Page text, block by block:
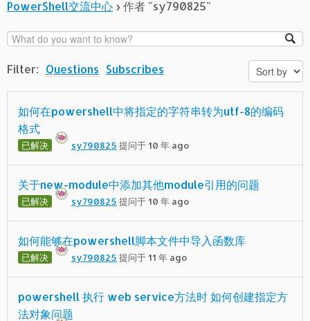
PowerShell交流中心 › 作者 "sy790825"
Filter: Questions Subscribes
如何在powershell中将指定的字符串转为utf-8的编码
格式
已解决 sy790825 提问于 10 年 ago
关于new-module中添加其他module引用的问题
已解决 sy790825 提问于 10 年 ago
如何能够在powershell脚本文件中导入函数库
已解决 sy790825 提问于 11 年 ago
powershell 执行 web service方法时 如何创建指定方
法对象问题